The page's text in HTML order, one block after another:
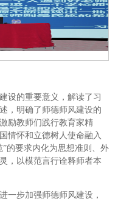
设的重要意义，解读了习
，明确了师德师风建设的
励教师们践行教育家精
情怀和立德树人使命融入
的要求内化为思想准则、外
，以模范言行诠释师者本
一步加强师德师风建设，